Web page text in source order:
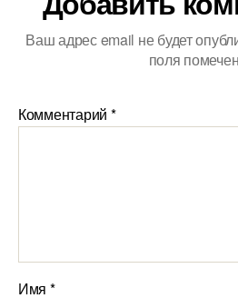
Ваш адрес email не будет
поля
Комментарий *
Имя *